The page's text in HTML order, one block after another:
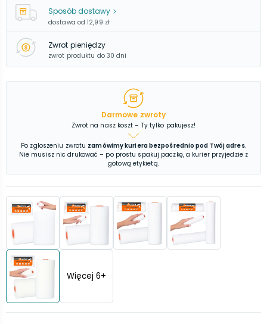
Sposób dostawy
dostawa od 12,99 zł
Zwrot pieniędzy
zwrot produktu do 30 dni
Darmowe zwroty
Zwrot na nasz koszt – Ty tylko pakujesz!
Po zgłoszeniu zwrotu zamówimy kuriera bezpośrednio pod Twój adres.
Nie musisz nic drukować – po prostu spakuj paczkę, a kurier przyjedzie z
gotową etykietą.
Więcej 6+